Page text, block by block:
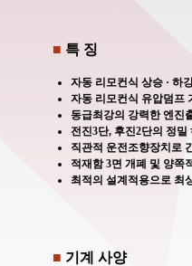
■ 특 징
자동 리모컨식 상승 · 하
자동 리모컨식 유압덤프
동급최강의 강력한 엔진
전진3단, 후진2단의 정밀
직관적 운전조향장치로
적재함 3면 개폐 및 양쪽
최적의 설계적용으로 최
■ 기계 사양